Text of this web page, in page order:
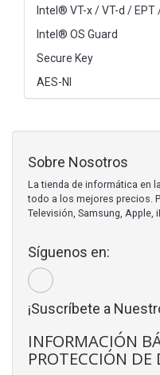
Intel® VT-x / VT-d / EPT
Intel® OS Guard
Secure Key
AES-NI
Sobre Nosotros
La tienda de informática en
todo a los mejores precios.
Televisión, Samsung, Apple,
Síguenos en:
¡Suscríbete a
INFORMACIÓN
PROTECCIÓN DE